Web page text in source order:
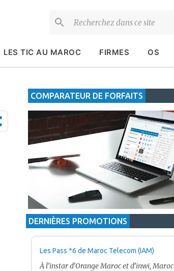
LES TIC AU MAROC FIRMES OS
COMPARATEUR DE FORFAITS
DERNIÈRES PROMOTIONS
Les Pass *6 de Maroc Telecom (IAM)
À l’instar d’Orange Maroc et d’inwi, Maroc